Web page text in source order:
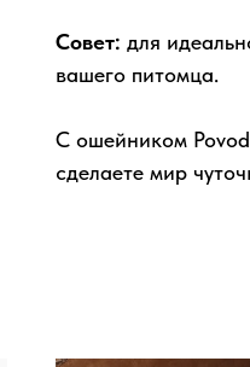
Совет: для
вашего питомца.
С ошейником
сделаете мир